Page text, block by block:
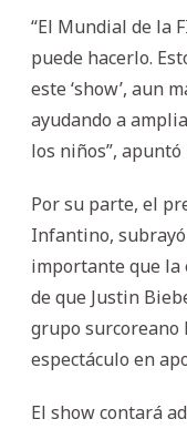
“El Mundial de la
puede hacerlo.
este ‘show’, aun
ayudando a
los niños”,
Por su parte, el
Infantino, subrayó
importante que la
de que Justin
grupo surcoreano
espectáculo en
El show contará